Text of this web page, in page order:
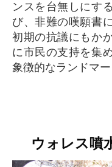
ンスを台無しにす
び、非難の嘆願書
初期の抗議にもか
に市民の支持を集
象徴的なランドマ
ウォレス